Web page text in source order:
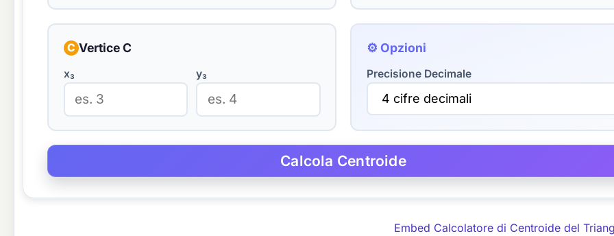
C Vertice C
x₃ y₃
⚙ Opzioni
Precisione Decimale
Embed Calcolatore di Centroide del